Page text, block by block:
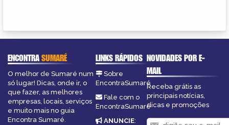
ENCONTRASUMARÉ
O melhor de Sumaré num
só lugar! Dicas, onde ir, o
que fazer, as melhores
empresas, locais, serviços
e muito mais no guia
Encontra Sumaré.
LINKS RÁPIDOS
Sobre
EncontraSumaré
Fale com o
EncontraSumaré
ANUNCIE:
NOVIDADES POR E-
MAIL
Receba grátis as
principais notícias,
dicas e promoções